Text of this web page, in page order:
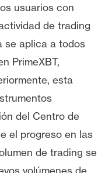
usuarios con
de trading
se aplica a todos
PrimeXBT,
esta
del Centro de
el progreso en las
de trading se
volúmenes de